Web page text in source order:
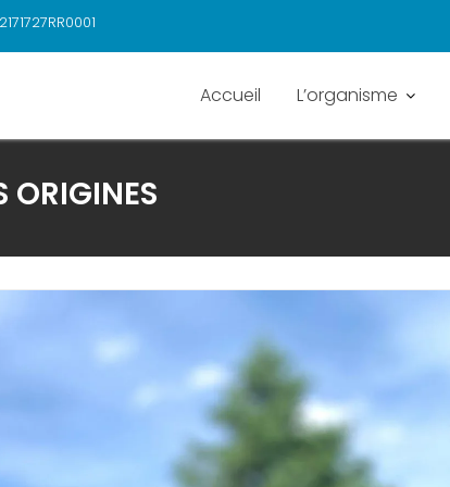
Accueil L’organisme
ORIGINES